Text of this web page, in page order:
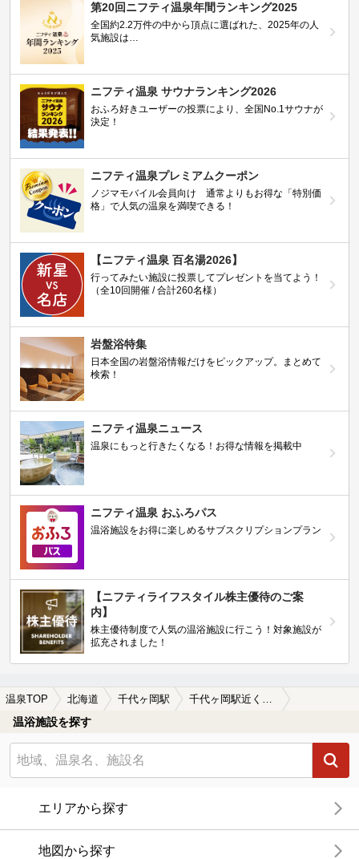
第20回ニフティ温泉年間ランキング2025
全国約2.2万件の中から頂点に選ばれた、2025年の人
気施設は…
ニフティ温泉 サウナランキング2026
おふろ好きユーザーの投票により、全国No.1サウナが
決定！
ニフティ温泉プレミアムクーポン
ノジマモバイル会員向け 通常よりもお得な「特別価
格」で人気の温泉を満喫できる！
【ニフティ温泉 百名湯2026】
行ってみたい施設に投票してプレゼントを当てよう！
（全10回開催 / 合計260名様）
岩盤浴特集
日本全国の岩盤浴情報だけをピックアップ。まとめて
検索！
ニフティ温泉ニュース
温泉にもっと行きたくなる！お得な情報を掲載中
ニフティ温泉 おふろパス
温浴施設をお得に楽しめるサブスクリプションプラン
【ニフティライフスタイル株主優待のご案
内】
株主優待制度で人気の温浴施設に行こう！対象施設が
拡充されました！
温泉TOP 北海道 千代ヶ岡駅 千代ヶ岡駅近くのサウナ施設おすすめ(2026年版)
温浴施設を探す
エリアから探す
地図から探す